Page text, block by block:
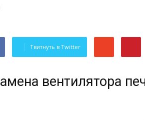
Твитнуть в Twitter
вентилятора